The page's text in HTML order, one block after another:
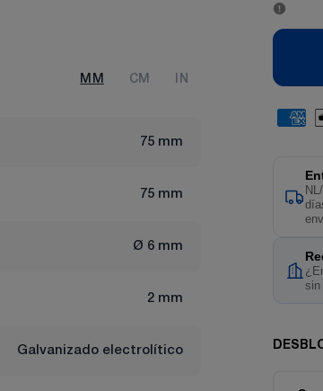
MM CM IN
75 mm
75 mm
Ø 6 mm
2 mm
Galvanizado electrolítico
sin